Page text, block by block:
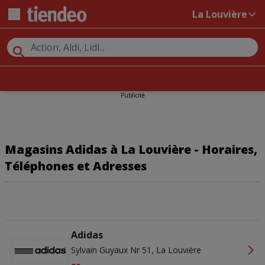
La Louvière
Publicité
Magasins Adidas à La Louvière - Horaires,
Téléphones et Adresses
Adidas
Sylvain Guyaux Nr 51, La Louvière